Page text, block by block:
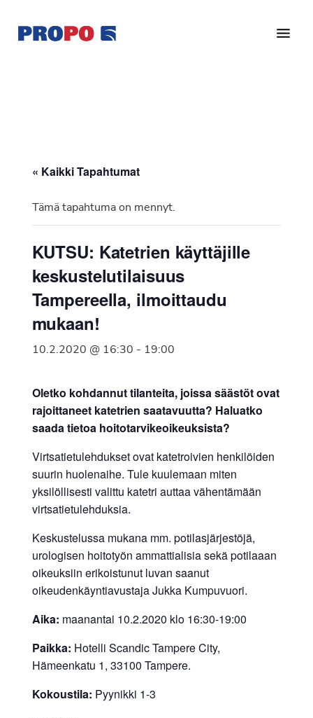
pääsisältöön
alatunnisteeseen
Ry
vuonna
Suomen
Syöpäyhdistyksen
jäsenjärjestö.
« Kaikki Tapahtumat
Tämä tapahtuma on mennyt.
KUTSU: Katetrien käyttäjille
keskustelutilaisuus
Tampereella, ilmoittaudu
mukaan!
10.2.2020 @ 16:30 - 19:00
Oletko kohdannut tilanteita, joissa säästöt ovat
rajoittaneet katetrien saatavuutta? Haluatko
saada tietoa hoitotarvikeoikeuksista?
Virtsatietulehdukset ovat katetroivien henkilöiden
suurin huolenaihe. Tule kuulemaan miten
yksilöllisesti valittu katetri auttaa vähentämään
virtsatietulehduksia.
Keskustelussa mukana mm. potilasjärjestöjä,
urologisen hoitotyön ammattialisia sekä potilaaan
oikeuksiin erikoistunut luvan saanut
oikeudenkäyntiavustaja Jukka Kumpuvuori.
Aika: maanantai 10.2.2020 klo 16:30-19:00
Paikka: Hotelli Scandic Tampere City,
Hämeenkatu 1, 33100 Tampere.
Kokoustila: Pyynikki 1-3